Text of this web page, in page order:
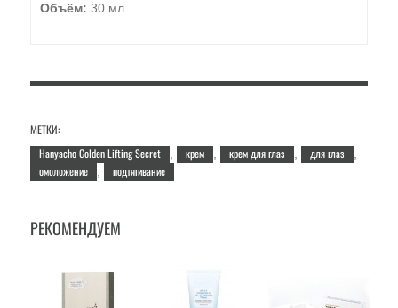
Объём: 30 мл.
МЕТКИ:
Hanyacho Golden Lifting Secret
крем крем для глаз для глаз
омоложение подтягивание
РЕКОМЕНДУЕМ